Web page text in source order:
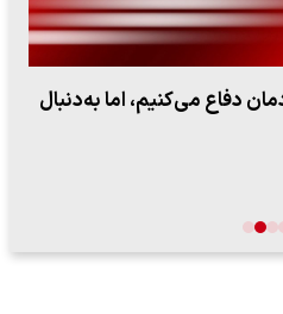
دفاع می‌کنیم، اما به‌دنبال